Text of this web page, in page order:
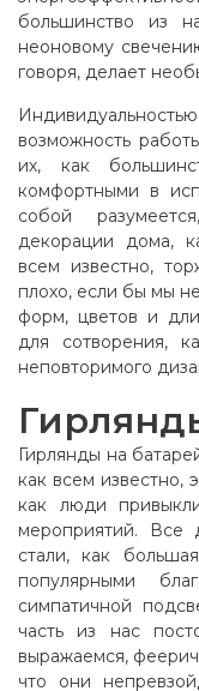
большинство из
неоновому
говоря, делает
возможность
их, как
комфортными в
собой
декорации дома,
всем известно,
плохо, если бы мы
форм, цветов и
для сотворения,
неповторимого
Гирлянды на
как всем известно,
как люди
мероприятий. Все
стали, как
популярными
симпатичной
часть из нас
выражаемся,
что они